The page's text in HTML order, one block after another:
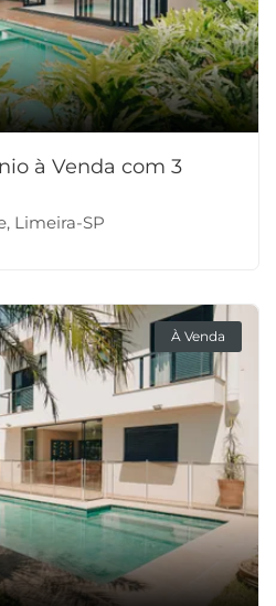
à Venda com 3
Limeira-SP
À Venda